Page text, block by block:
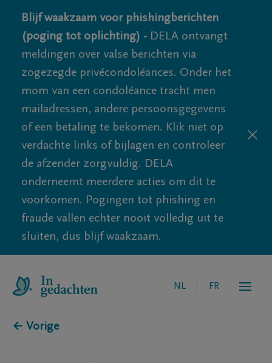
Blijf waakzaam voor phishingberichten
(poging tot oplichting) - DELA ontvangt
meldingen over valse berichten via
zogezegde privécondoléances. Onder het
mom van een condoléance tracht men
mailadressen, andere persoonsgegevens
of een betaling te bekomen. Klik niet op
verdachte links of bijlagen en controleer
de afzender zorgvuldig. DELA
onderneemt meerdere acties om dit te
voorkomen. Pogingen tot phishing en
fraude vallen echter nooit volledig uit te
sluiten, dus blijf waakzaam.
NL FR
← Vorige